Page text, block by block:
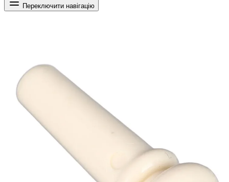
Переключити навігацію